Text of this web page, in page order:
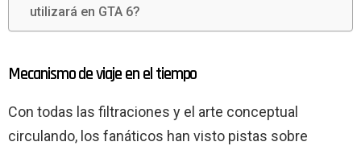
utilizará en GTA 6?
Mecanismo de viaje en el tiempo
Con todas las filtraciones y el arte conceptual
circulando, los fanáticos han visto pistas sobre